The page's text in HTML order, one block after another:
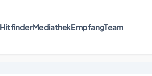
HitfinderMediathekEmpfangTeam